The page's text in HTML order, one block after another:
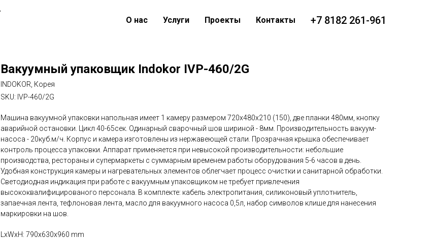
О нас Услуги Проекты Контакты +7 8182 261-961
Вакуумный упаковщик Indokor IVP-460/2G
INDOKOR, Корея
SKU: IVP-460/2G
Машина вакуумной упаковки напольная имеет 1 камеру размером 720х480х210 (150), две планки 480мм, кнопку
аварийной остановки. Цикл 40-65сек. Одинарный сварочный шов шириной - 8мм. Производительность вакуум-
насоса - 20куб.м/ч. Корпус и камера изготовлены из нержавеющей стали. Прозрачная крышка обеспечивает
контроль процесса упаковки. Аппарат применяется при невысокой производительности: небольшие
производства, рестораны и супермаркеты с суммарным временем работы оборудования 5-6 часов в день.
Удобная конструкция камеры и нагревательных элементов облегчает процесс очистки и санитарной обработки.
Светодиодная индикация при работе с вакуумным упаковщиком не требует привлечения
высококвалифицированого персонала. В комплекте: кабель электропитания, силиконовый уплотнитель,
запаечная лента, тефлоновая лента, масло для вакуумного насоса 0,5л, набор символов клише для нанесения
маркировки на шов.
LxWxH: 790x630x960 mm